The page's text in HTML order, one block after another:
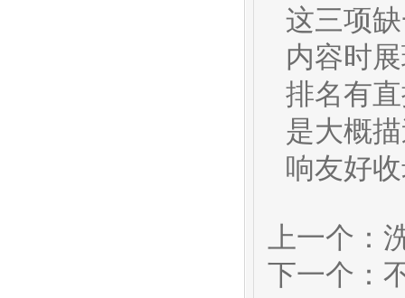
这三项
内容时
排名有
是大概
响友好
上一个：
下一个：